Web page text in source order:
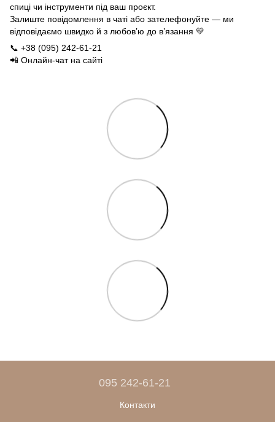
спиці чи інструменти під ваш проєкт.
Залиште повідомлення в чаті або зателефонуйте — ми
відповідаємо швидко й з любов’ю до в’язання 💛
📞 +38 (095) 242-61-21
📲 Онлайн-чат на сайті
095 242-61-21
Контакти